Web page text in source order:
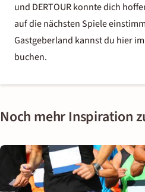
und DERTOUR konnte dich
auf die nächsten Spiele
Gastgeberland kannst du hier
buchen.
Noch mehr Inspiration